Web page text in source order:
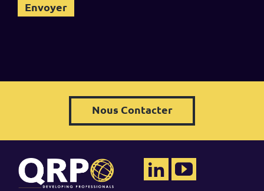
Nous Contacter